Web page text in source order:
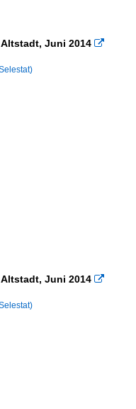
Juni 2014 
Juni 2014 